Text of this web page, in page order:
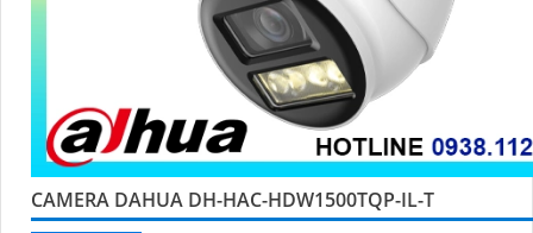
CAMERA DAHUA DH-HAC-HDW1500TQP-IL-T